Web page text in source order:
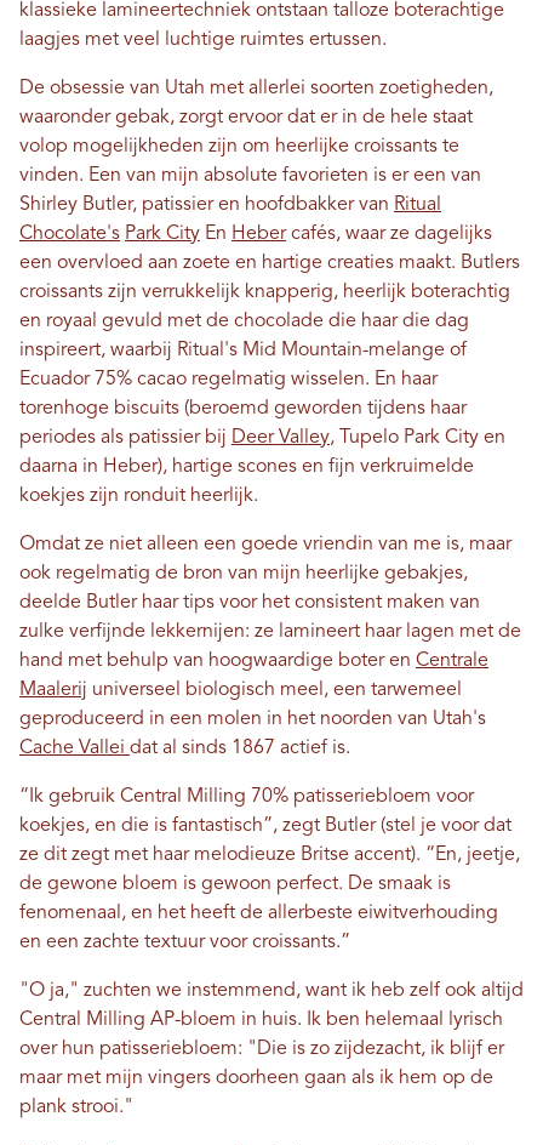
klassieke lamineertechniek ontstaan ​​talloze boterachtige
laagjes met veel luchtige ruimtes ertussen.
De obsessie van Utah met allerlei soorten zoetigheden,
waaronder gebak, zorgt ervoor dat er in de hele staat
volop mogelijkheden zijn om heerlijke croissants te
vinden. Een van mijn absolute favorieten is er een van
Shirley Butler, patissier en hoofdbakker van Ritual
Chocolate's Park City En Hebercafés, waar ze dagelijks
een overvloed aan zoete en hartige creaties maakt. Butlers
croissants zijn verrukkelijk knapperig, heerlijk boterachtig
en royaal gevuld met de chocolade die haar die dag
inspireert, waarbij Ritual's Mid Mountain-melange of
Ecuador 75% cacao regelmatig wisselen. En haar
torenhoge biscuits (beroemd geworden tijdens haar
periodes als patissier bij Deer Valley, Tupelo Park City en
daarna in Heber), hartige scones en fijn verkruimelde
koekjes zijn ronduit heerlijk.
Omdat ze niet alleen een goede vriendin van me is, maar
ook regelmatig de bron van mijn heerlijke gebakjes,
deelde Butler haar tips voor het consistent maken van
zulke verfijnde lekkernijen: ze lamineert haar lagen met de
hand met behulp van hoogwaardige boter en Centrale
Maalerij universeel biologisch meel, een tarwemeel
geproduceerd in een molen in het noorden van Utah's
Cache Vallei dat al sinds 1867 actief is.
“Ik gebruik Central Milling 70% patisseriebloem voor
koekjes, en die is fantastisch”, zegt Butler (stel je voor dat
ze dit zegt met haar melodieuze Britse accent). “En, jeetje,
de gewone bloem is gewoon perfect. De smaak is
fenomenaal, en het heeft de allerbeste eiwitverhouding
en een zachte textuur voor croissants.”
"O ja," zuchten we instemmend, want ik heb zelf ook altijd
Central Milling AP-bloem in huis. Ik ben helemaal lyrisch
over hun patisseriebloem: "Die is zo zijdezacht, ik blijf er
maar met mijn vingers doorheen gaan als ik hem op de
plank strooi."